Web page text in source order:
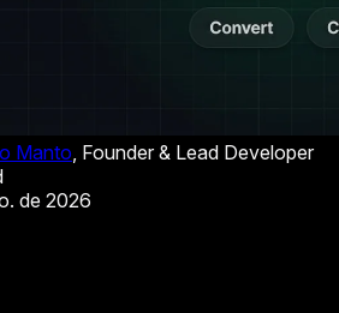
Manto, Founder & Lead Developer
de 2026